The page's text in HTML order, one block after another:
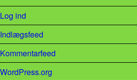
Log ind
Indlægsfeed
Kommentarfeed
WordPress.org